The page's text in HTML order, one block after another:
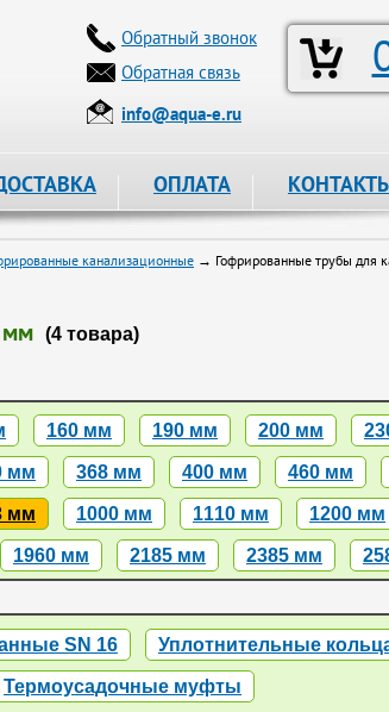
Обратный звонок
Обратная связь
info@aqua-e.ru
ОПЛАТА
канализационные → Гофрированные трубы для
мм (4 товара)
160 мм 190 мм 200 мм
мм 368 мм 400 мм 460 мм
мм 1000 мм 1110 мм 1200 мм
1960 мм 2185 мм 2385 мм
SN 16 Уплотнительные
Термоусадочные муфты